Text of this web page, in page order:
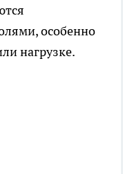
особенно
нагрузке.